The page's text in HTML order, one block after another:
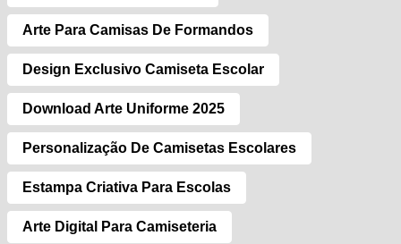
Arte Para Camisas De Formandos
Design Exclusivo Camiseta Escolar
Download Arte Uniforme 2025
Personalização De Camisetas Escolares
Estampa Criativa Para Escolas
Arte Digital Para Camiseteria